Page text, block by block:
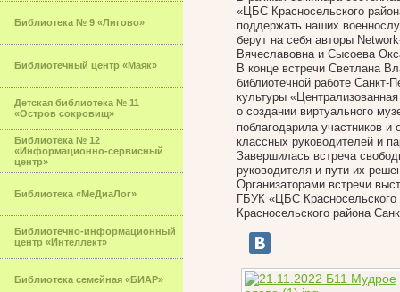
Библиотека № 9 «Лигово»
Библиотечный центр «Маяк»
Детская библиотека № 11
«Остров сокровищ»
Библиотека № 12
«Информационно-сервисный
центр»
Библиотека «МеДиаЛог»
Библиотечно-информационный
центр «Интеллект»
Библиотека семейная «БИАР»
«ЦБС Красносельского
поддержать наших
берут на себя авторы
Вячеславовна и Сысоева
В конце встречи Светлана
библиотечной работе Санкт-
культуры
о создании виртуального
поблагодарила участников и
классных руководителей и
Завершилась встреча
руководителя и пути их
Организаторами встречи
ГБУК «ЦБС
Красносельского района